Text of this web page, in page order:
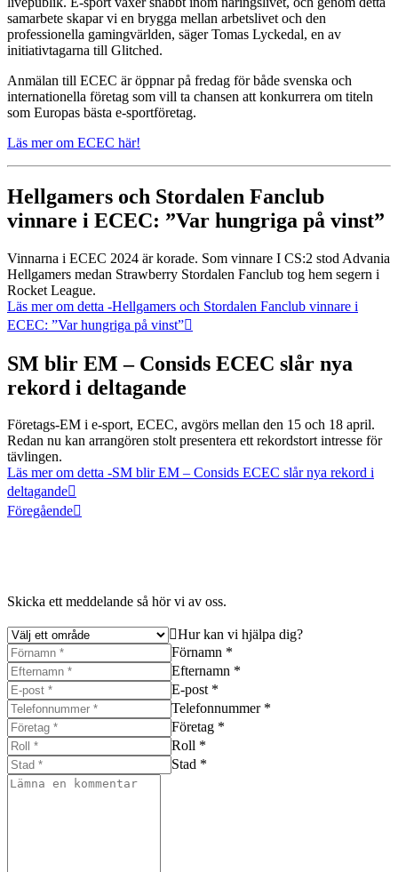
samarbete skapar vi en brygga mellan arbetslivet och den
professionella gamingvärlden, säger Tomas Lyckedal, en av
initiativtagarna till Glitched.
Anmälan till ECEC är öppnar på fredag för både svenska och
internationella företag som vill ta chansen att konkurrera om titeln
som Europas bästa e-sportföretag.
Läs mer om ECEC här!
Hellgamers och Stordalen Fanclub
vinnare i ECEC: ”Var hungriga på vinst”
Vinnarna i ECEC 2024 är korade. Som vinnare I CS:2 stod Advania
Hellgamers medan Strawberry Stordalen Fanclub tog hem segern i
Rocket League.
Läs mer om detta -Hellgamers och Stordalen Fanclub vinnare i
ECEC: ”Var hungriga på vinst”
SM blir EM – Consids ECEC slår nya
rekord i deltagande
Företags-EM i e-sport, ECEC, avgörs mellan den 15 och 18 april.
Redan nu kan arrangören stolt presentera ett rekordstort intresse för
tävlingen.
Läs mer om detta -SM blir EM – Consids ECEC slår nya rekord i
deltagande
Föregående
Skicka ett meddelande så hör vi av oss.
Hur kan vi hjälpa dig?
Förnamn *
Efternamn *
E-post *
Telefonnummer *
Företag *
Roll *
Stad *